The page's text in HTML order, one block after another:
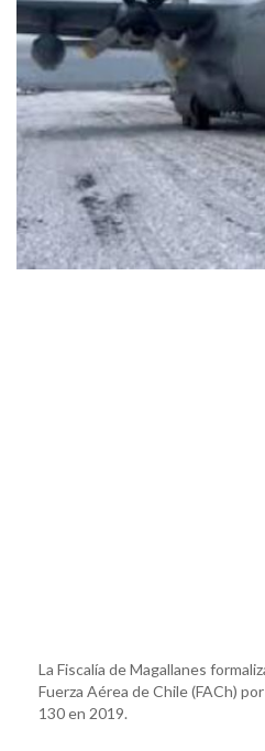
La Fiscalía de Magallanes
Fuerza Aérea de Chile (FACh)
130 en 2019.